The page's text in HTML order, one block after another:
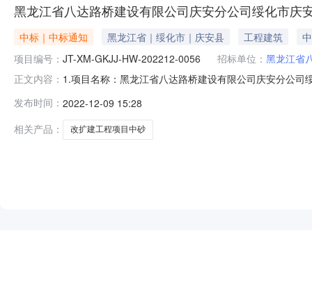
黑龙江省八达路桥建设有限公司庆安分公司绥化市
中标｜中标通知 黑龙江省｜绥化市｜庆安县 工程建筑
项目编号： JT-XM-GKJJ-HW-202212-0056 招标单位： 黑龙江省
正文内容： 1.项目名称：黑龙江省八达路桥建设有限公司庆安分公
开采有限公司。7.2成交金额：3738200.00（大写：叁
发布时间： 2022-12-09 15:28
相关产品：
改扩建工程项目中砂